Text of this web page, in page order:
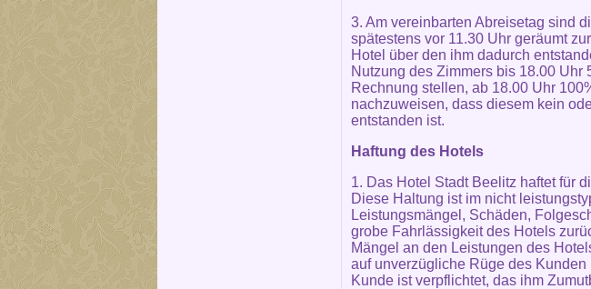
3. Am vereinbarten Abreisetag sind
spätestens vor 11.30 Uhr geräumt
Hotel über den ihm dadurch
Nutzung des Zimmers bis 18.00
Rechnung stellen, ab 18.00 Uhr
nachzuweisen, dass diesem kein
entstanden ist.
Haftung des Hotels
1. Das Hotel Stadt Beelitz haftet für
Diese Haltung ist im nicht
Leistungsmängel, Schäden,
grobe Fahrlässigkeit des Hotels
Mängel an den Leistungen des
auf unverzügliche Rüge des
Kunde ist verpflichtet, das ihm